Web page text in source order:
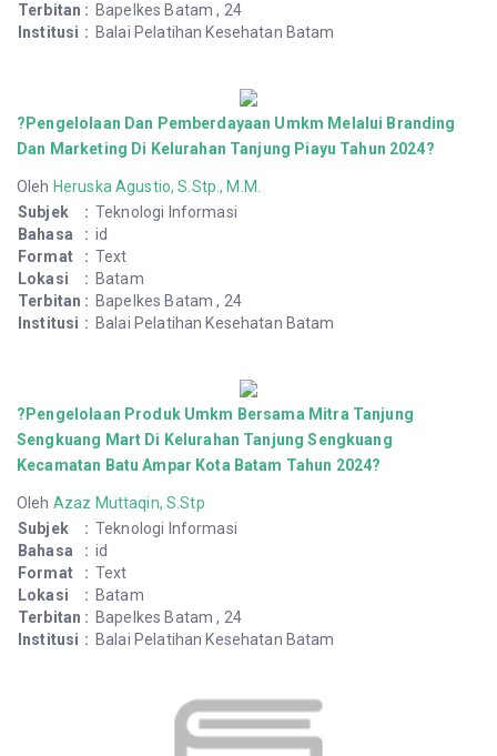
Terbitan : Bapelkes Batam , 24
Institusi : Balai Pelatihan Kesehatan Batam
?Pengelolaan Dan Pemberdayaan Umkm Melalui Branding
Dan Marketing Di Kelurahan Tanjung Piayu Tahun 2024?
Oleh Heruska Agustio, S.Stp., M.M.
Subjek
: Teknologi Informasi
Bahasa
: id
Format
: Text
Lokasi
: Batam
Terbitan : Bapelkes Batam , 24
Institusi : Balai Pelatihan Kesehatan Batam
?Pengelolaan Produk Umkm Bersama Mitra Tanjung
Sengkuang Mart Di Kelurahan Tanjung Sengkuang
Kecamatan Batu Ampar Kota Batam Tahun 2024?
Oleh Azaz Muttaqin, S.Stp
Subjek
: Teknologi Informasi
Bahasa
: id
Format
: Text
Lokasi
: Batam
Terbitan : Bapelkes Batam , 24
Institusi : Balai Pelatihan Kesehatan Batam